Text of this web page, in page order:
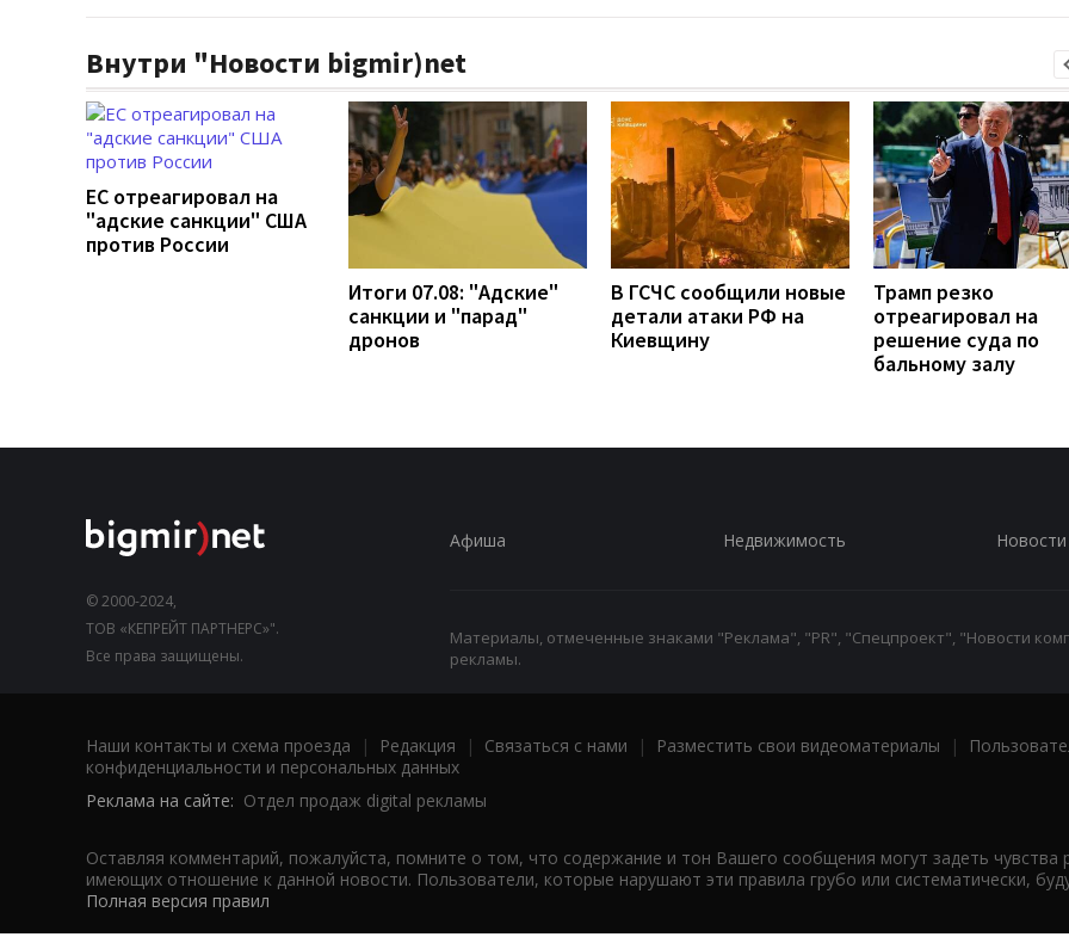
Внутри "Новости bigmir)net
ЕС отреагировал на
"адские санкции" США
против России
Итоги 07.08: "Адские"
санкции и "парад"
дронов
В ГСЧС сообщили новые
детали атаки РФ на
Киевщину
Трамп резко
отреагировал на
решение суда по
бальному залу
© 2000-2024,
ТОВ «КЕПРЕЙТ ПАРТНЕРС»".
Все права защищены.
Афиша Недвижимость Новости
Материалы, отмеченные знаками "Реклама", "PR", "Спецпроект", "Новости
рекламы.
Наши контакты и схема проезда | Редакция | Связаться с нами | Разместить свои видеоматериалы |
конфиденциальности и персональных данных
Реклама на сайте: Отдел продаж digital рекламы
Оставляя комментарий, пожалуйста, помните о том, что содержание и тон Вашего сообщения могут задеть чувства
имеющих отношение к данной новости. Пользователи, которые нарушают эти правила грубо или систематически,
Полная версия правил